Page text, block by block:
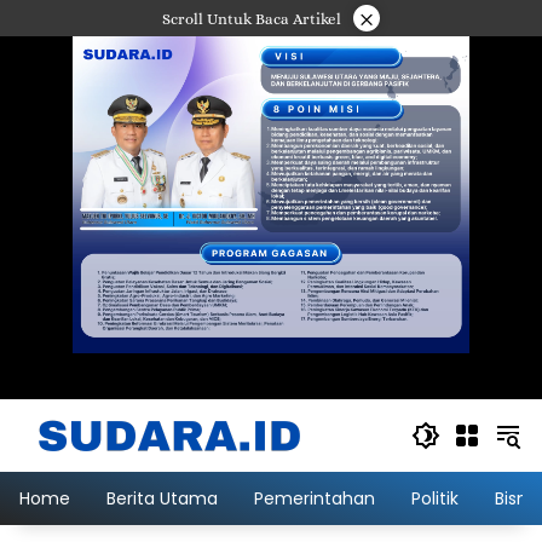
ke
Scroll Untuk Baca Artikel ×
Home Berita Utama Pemerintahan Politik